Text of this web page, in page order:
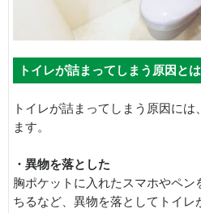
トイレが詰まってしまう原因と
トイレが詰まってしまう原因に
ます。
・異物を落とした
胸ポケットに入れたスマホやペン
ちるなど、異物を落としてトイレ